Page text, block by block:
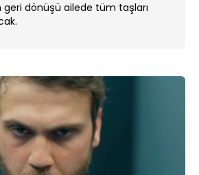
geri dönüşü ailede tüm taşları